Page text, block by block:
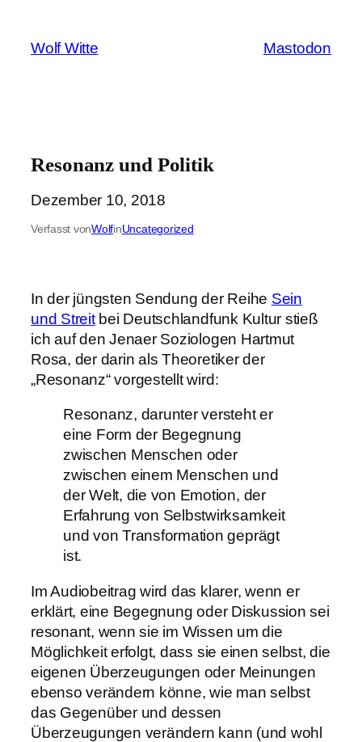
springen
Wolf Witte Mastodon
Resonanz und Politik
Dezember 10, 2018
Verfasst vonWolfinUncategorized
In der jüngsten Sendung der Reihe Sein
und Streitbei Deutschlandfunk Kultur stieß
ich auf den Jenaer Soziologen Hartmut
Rosa, der darin als Theoretiker der
„Resonanz“ vorgestellt wird:
Resonanz, darunter versteht er
eine Form der Begegnung
zwischen Menschen oder
zwischen einem Menschen und
der Welt, die von Emotion, der
Erfahrung von Selbstwirksamkeit
und von Transformation geprägt
ist.
Im Audiobeitrag wird das klarer, wenn er
erklärt, eine Begegnung oder Diskussion sei
resonant, wenn sie im Wissen um die
Möglichkeit erfolgt, dass sie einen selbst, die
eigenen Überzeugungen oder Meinungen
ebenso verändern könne, wie man selbst
das Gegenüber und dessen
Überzeugungen verändern kann (und wohl